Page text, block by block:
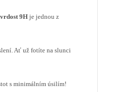
9Hje jednou z
Ať už fotíte na slunci
s minimálním úsilím!